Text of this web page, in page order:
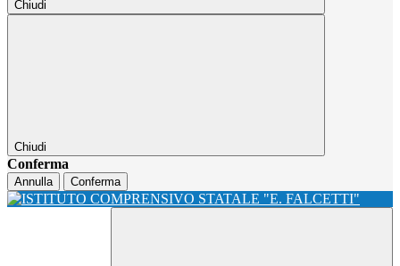
Chiudi
Chiudi
Conferma
Annulla Conferma